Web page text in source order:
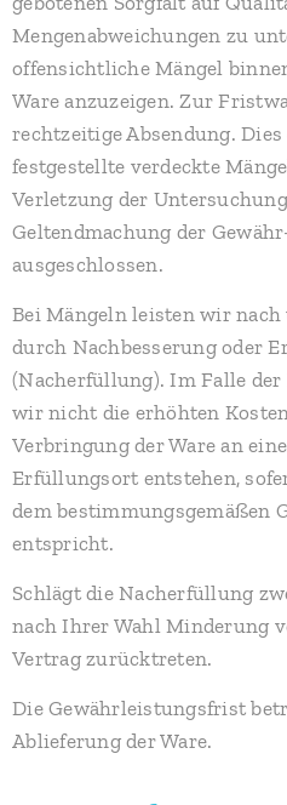
Mengenabweichungen zu
offensichtliche Mängel
Ware anzuzeigen. Zur
rechtzeitige Absendung.
festgestellte verdeckte
Verletzung der
Geltendmachung der
ausgeschlossen.
Bei Mängeln leisten wir nach
durch Nachbesserung oder
(Nacherfüllung). Im Falle
wir nicht die erhöhten
Verbringung der Ware an
Erfüllungsort entstehen,
dem bestimmungsgemäßen
entspricht.
Schlägt die Nacherfüllung
nach Ihrer Wahl Minderung
Vertrag zurücktreten.
Die Gewährleistungsfrist
Ablieferung der Ware.